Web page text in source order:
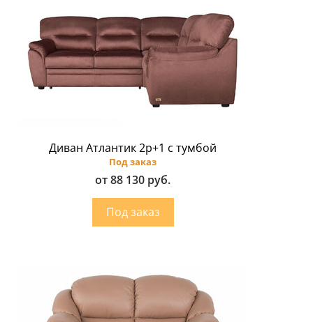
Диван Атлантик 2p+1 с тумбой
Под заказ
от 88 130 руб.